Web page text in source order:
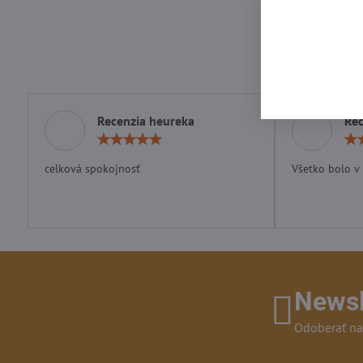
Recenzia heureka
celková spokojnosť Všetko bolo
Odoberať